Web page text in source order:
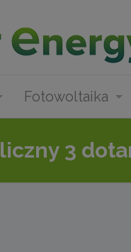
Fotowoltaika
3